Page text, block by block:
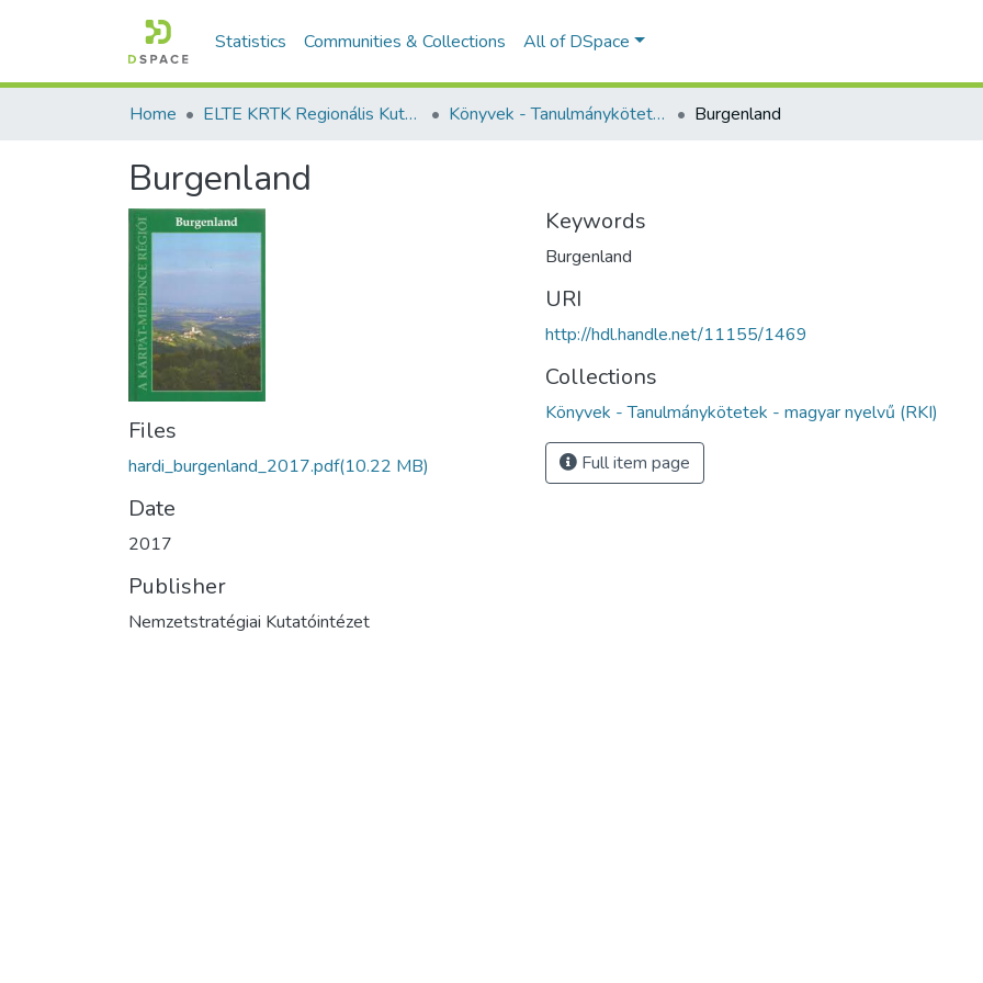
Statistics Communities & Collections All of DSpace
Home ELTE KRTK Regionális Kutatások Intézete Könyvek - Tanulmánykötetek - magyar nyelvű (RKI) Burgenland
Burgenland
Files
hardi_burgenland_2017.pdf(10.22 MB)
Date
2017
Publisher
Nemzetstratégiai Kutatóintézet
Keywords
Burgenland
URI
http://hdl.handle.net/11155/1469
Collections
Könyvek - Tanulmánykötetek - magyar nyelvű (RKI)
Full item page